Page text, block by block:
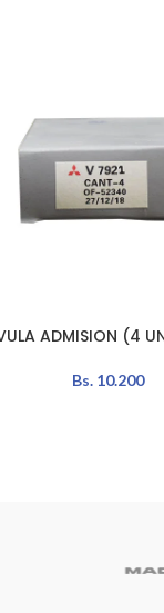
ADMISION (4
Bs. 10.200